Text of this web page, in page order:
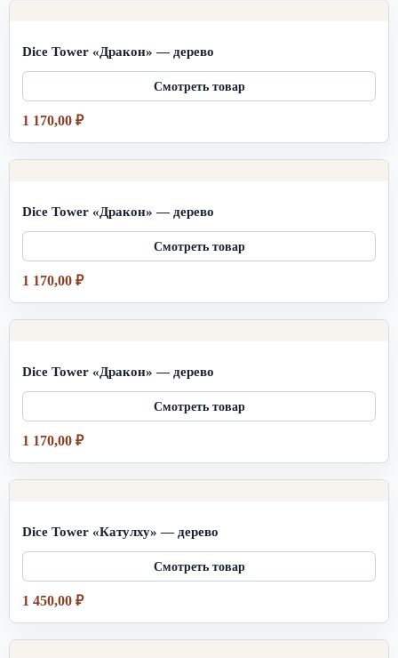
Dice Tower «Дракон» — дерево
1 170,00 ₽
Dice Tower «Дракон» — дерево
1 170,00 ₽
Dice Tower «Дракон» — дерево
1 170,00 ₽
Dice Tower «Катулху» — дерево
1 450,00 ₽